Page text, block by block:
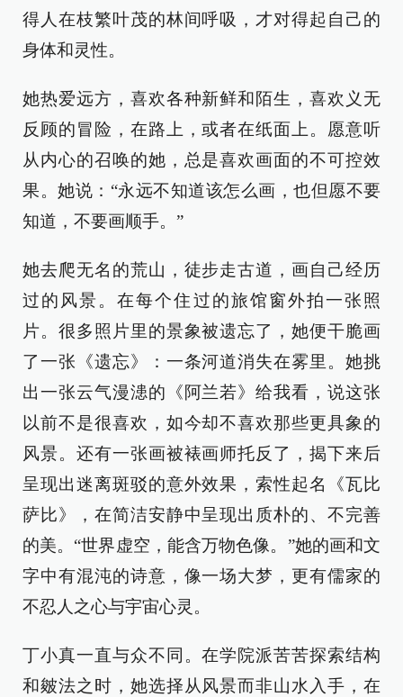
得人在枝繁叶茂的林间呼吸，才对得起自己的
身体和灵性。
她热爱远方，喜欢各种新鲜和陌生，喜欢义无
反顾的冒险，在路上，或者在纸面上。愿意听
从内心的召唤的她，总是喜欢画面的不可控效
果。她说：“永远不知道该怎么画，也但愿不要
知道，不要画顺手。”
她去爬无名的荒山，徒步走古道，画自己经历
过的风景。在每个住过的旅馆窗外拍一张照
片。很多照片里的景象被遗忘了，她便干脆画
了一张《遗忘》：一条河道消失在雾里。她挑
出一张云气漫漶的《阿兰若》给我看，说这张
以前不是很喜欢，如今却不喜欢那些更具象的
风景。还有一张画被裱画师托反了，揭下来后
呈现出迷离斑驳的意外效果，索性起名《瓦比
萨比》，在简洁安静中呈现出质朴的、不完善
的美。“世界虚空，能含万物色像。”她的画和文
字中有混沌的诗意，像一场大梦，更有儒家的
不忍人之心与宇宙心灵。
丁小真一直与众不同。在学院派苦苦探索结构
和皴法之时，她选择从风景而非山水入手，在